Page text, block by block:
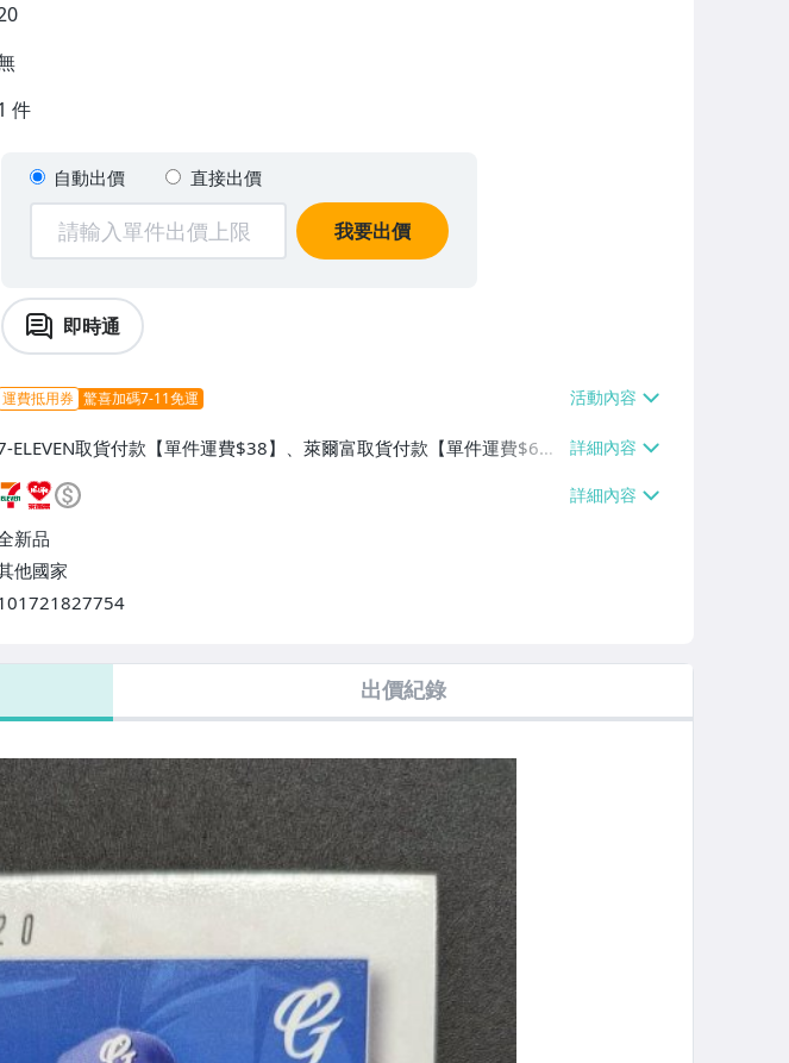
件
自動出價 直接出價
我要出價
即時通
運費抵用券 驚喜加碼7-11免運
ELEVEN取貨付款【單件運費$38】、萊爾富取貨付款【單件運費$6
0】、郵局掛號【單件運費$50、滿100件或消費滿$10000免運費】
新品
他國家
運費只要38元
出價紀錄